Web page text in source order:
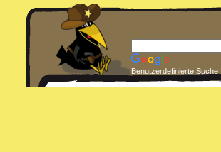
Benutzerdefinierte Suche